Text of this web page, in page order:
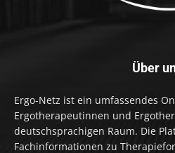
Über
Ergo-Netz ist ein umfassendes
Ergotherapeutinnen und
deutschsprachigen Raum. Die
Fachinformationen zu